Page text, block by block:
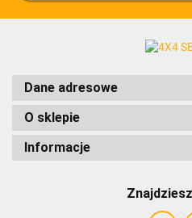
Dane adresowe
O sklepie
Informacje